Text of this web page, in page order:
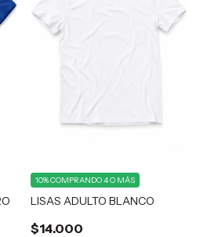
LISAS ADULTO BLANCO
$14.000
10%COMPRANDO 4 O MÁS